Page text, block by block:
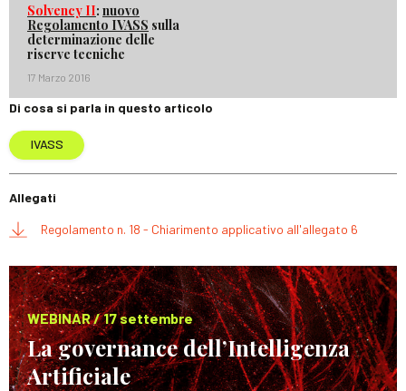
Solvency II: nuovo
Regolamento IVASS sulla
determinazione delle
riserve tecniche
17 Marzo 2016
Di cosa si parla in questo articolo
IVASS
Allegati
Regolamento n. 18 - Chiarimento applicativo all'allegato 6
WEBINAR / 17 settembre
La governance dell’Intelligenza
Artificiale